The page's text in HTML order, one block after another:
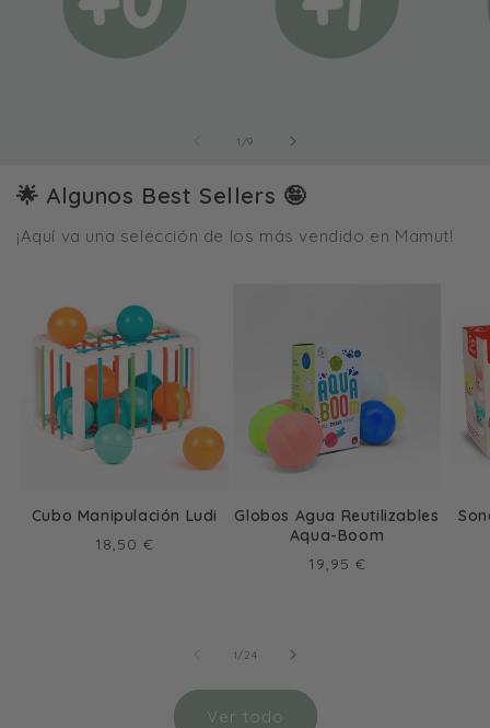
1 /de
9
🌟 Algunos Best Sellers 🤪
¡Aquí va una selección de los más vendido en Mamut!
Cubo Manipulación Ludi
Precio
18,50 €
Globos Agua Reutilizables
Aqua-Boom
Precio
19,95 €
1/de
24
Ver todo